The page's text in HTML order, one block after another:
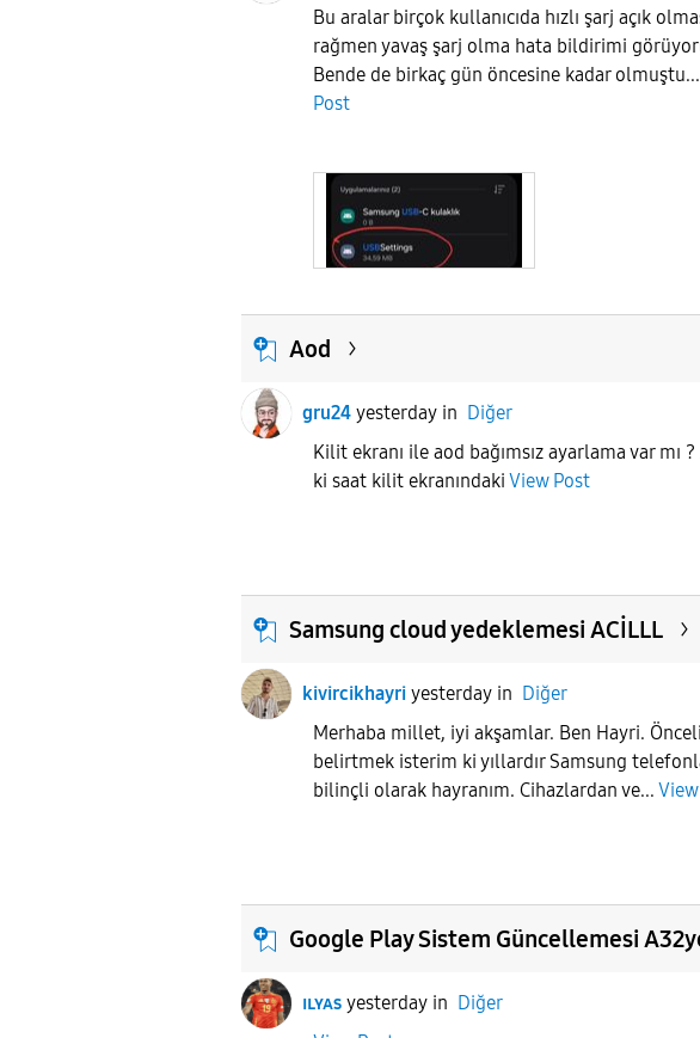
Bu aralar birçok kullanıcıda hızlı şarj açık
rağmen yavaş şarj olma hata bildirimi
Bende de birkaç gün öncesine kadar olmuştu...
Post
Aod
gru24 yesterday in Diğer
Kilit ekranı ile aod bağımsız ayarlama var mı
ki saat kilit ekranındaki View Post
Samsung cloud yedeklemesi ACİLLL
kivircikhayri yesterday in Diğer
Merhaba millet, iyi akşamlar. Ben Hayri.
belirtmek isterim ki yıllardır Samsung
bilinçli olarak hayranım. Cihazlardan ve...
Google Play Sistem Güncellemesi
ɪʟʏᴀs yesterday in Diğer